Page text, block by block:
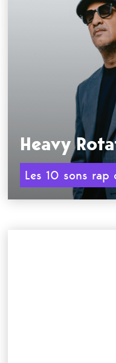
Heavy
Les 10 sons rap